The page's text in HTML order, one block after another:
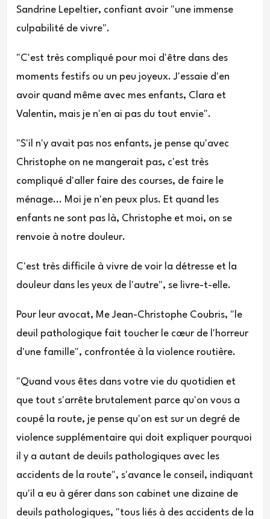
Sandrine Lepeltier, confiant avoir "une immense
culpabilité de vivre".
"C'est très compliqué pour moi d'être dans des
moments festifs ou un peu joyeux. J'essaie d'en
avoir quand même avec mes enfants, Clara et
Valentin, mais je n'en ai pas du tout envie".
"S'il n'y avait pas nos enfants, je pense qu'avec
Christophe on ne mangerait pas, c'est très
compliqué d'aller faire des courses, de faire le
ménage... Moi je n'en peux plus. Et quand les
enfants ne sont pas là, Christophe et moi, on se
renvoie à notre douleur.
C'est très difficile à vivre de voir la détresse et la
douleur dans les yeux de l'autre", se livre-t-elle.
Pour leur avocat, Me Jean-Christophe Coubris, "le
deuil pathologique fait toucher le cœur de l'horreur
d'une famille", confrontée à la violence routière.
"Quand vous êtes dans votre vie du quotidien et
que tout s'arrête brutalement parce qu'on vous a
coupé la route, je pense qu'on est sur un degré de
violence supplémentaire qui doit expliquer pourquoi
il y a autant de deuils pathologiques avec les
accidents de la route", s'avance le conseil, indiquant
qu'il a eu à gérer dans son cabinet une dizaine de
deuils pathologiques, "tous liés à des accidents de la